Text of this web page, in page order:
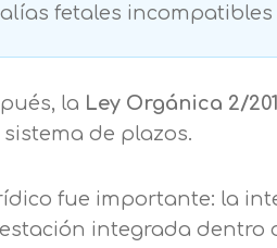
fetales
la Ley Orgánica 2/
de plazos.
fue importante: la
integrada dentro